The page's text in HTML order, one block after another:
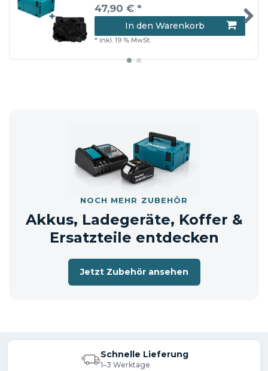
47,90 € *
In den Warenkorb
* inkl. 19 % MwSt.
NOCH MEHR ZUBEHÖR
Akkus, Ladegeräte, Koffer &
Ersatzteile entdecken
Jetzt Zubehör ansehen
Schnelle Lieferung
1–3 Werktage